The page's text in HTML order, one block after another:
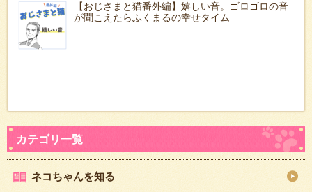
【おじさまと猫番外編】嬉しい音。ゴロゴロの音
が聞こえたらふくまるの幸せタイム
ネコちゃんを知る